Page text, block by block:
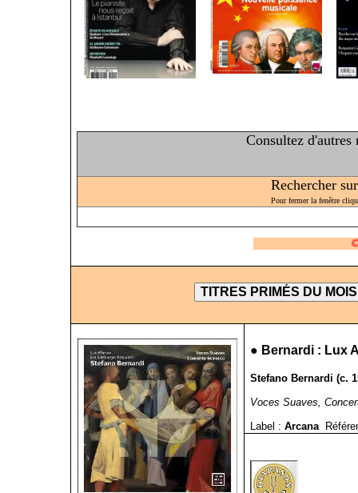
Consultez
Rechercher
Pour fermer la fenêtre
● Bernardi : Lux
Stefano Bernardi (c.
Voces Suaves,
Label : Arcana